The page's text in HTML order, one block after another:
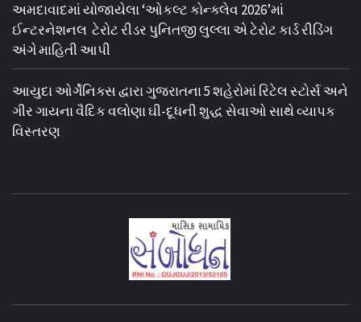
અમદાવાદમાં યોજાયેલા ‘ઓકલ્ટ કોન્ક્લેવ 2026’માં
ઈન્ટરનેશનલ ટેરોટ રીડર પુનિતજી લુલ્લા એ ટેરોટ કાર્ડ રીડિંગ
અંગે માહિતી આપી
આયુદા ઓર્ગેનિક્સ દ્વારા ગુજરાતના 5 શહેરોમાં રિટેલ સ્ટોર્સ અને
ગીર ગાયના વૈદિક વલોણા ઘી-દૂધની શુદ્ધ સેવાઓ સાથે વ્યાપક
વિસ્તરણ